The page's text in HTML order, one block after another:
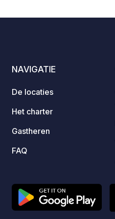
NAVIGATIE
De locaties
Het charter
Gastheren
FAQ